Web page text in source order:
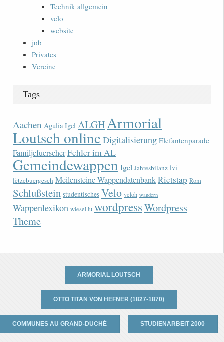
Technik allgemein
velo
website
job
Privates
Vereine
Tags
Aachen Agulia Igel ALGH Armorial
Loutsch onlineDigitalisierung Elefantenparade
FamiljefuerscherFehler im AL
Gemeindewappen Igel Jahresbilanz lvi
lëtzebuergesch Meilensteine WappendatenbankRietstap Rom
Schlußstein studentisches Velo veloh wandern
Wappenlexikon wiesel.lu wordpressWordpress
Theme
ARMORIAL LOUTSCH
OTTO TITAN VON HEFNER (1827-1870)
COMMUNES AU GRAND-DUCHÉ STUDIENARBEIT 2000